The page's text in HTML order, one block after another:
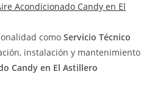
Acondicionado Candy en El
comoServicio Técnico
instalación y mantenimiento
Candy en El Astillero